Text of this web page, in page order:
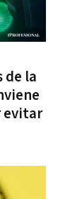
de la
evitar